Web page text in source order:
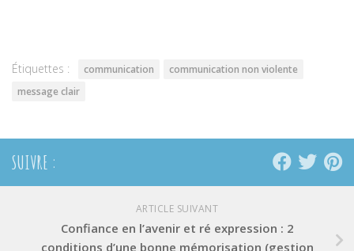
Étiquettes : communication
communication non violente
message clair
SUIVRE :
ARTICLE SUIVANT
Confiance en l’avenir et ré expression : 2
conditions d’une bonne mémorisation (gestion